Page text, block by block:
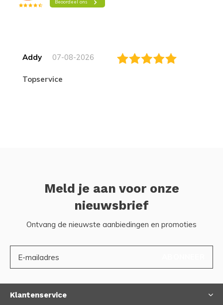
Addy 07-08-2026
topservice
Meld je aan voor onze
nieuwsbrief
Ontvang de nieuwste aanbiedingen en promoties
Klantenservice